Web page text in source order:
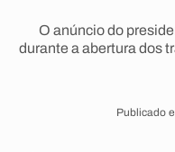
O anúncio do
durante a abertura dos
Publicado